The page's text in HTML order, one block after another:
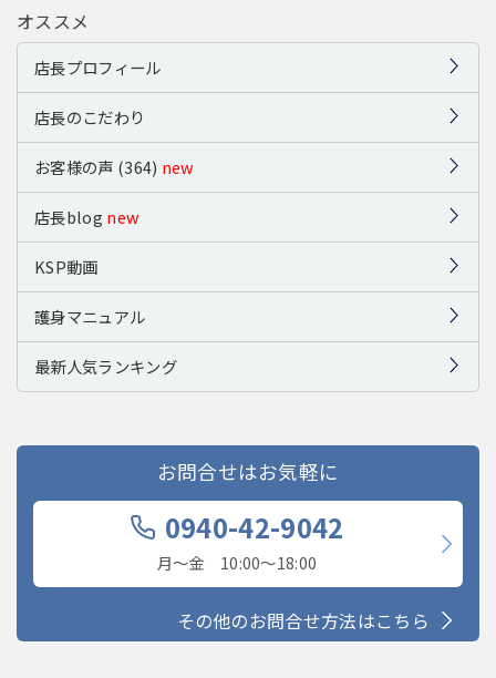
オススメ
店長プロフィール
店長のこだわり
お客様の声 (364) new
店長blog new
KSP動画
護身マニュアル
最新人気ランキング
お問合せはお気軽に
0940-42-9042
月〜金 10:00〜18:00
その他のお問合せ方法はこちら